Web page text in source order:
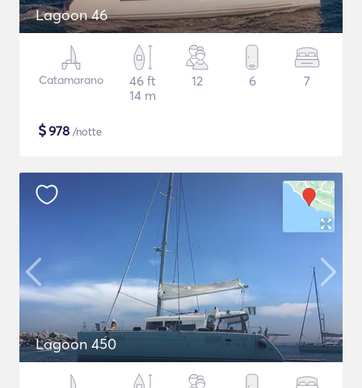
Lagoon 46
Catamarano
46 ft
14 m
12 6 7
$978 /notte
Lagoon 450